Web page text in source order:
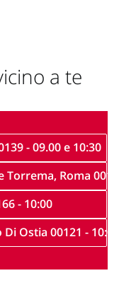
a te
- 09.00 e 10:30
Roma
- 10:00
Ostia 00121 -